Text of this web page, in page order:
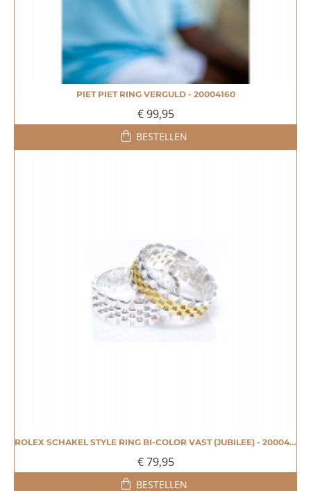
MEEST VERKOCHT!
PIET PIET RING VERGULD - 20004160
€ 99,95
BESTELLEN
ROLEX SCHAKEL STYLE RING BI-COLOR VAST (JUBILEE) - 20004159
€ 79,95
BESTELLEN